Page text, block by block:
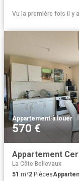
Vu la première fois il y
Appartement·à louer
570 €
Appartement
La Côte Bellevaux
51 m²2 Pièces